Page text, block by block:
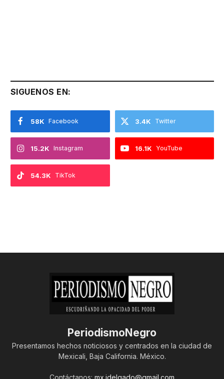
SIGUENOS EN:
Facebook
58K Twitter
3.4K
Instagram
15.2K YouTube
16.1K
TikTok
54.3K
PeriodismoNegro
Presentamos hechos noticiosos y centrados en la ciudad de
Mexicali, Baja California. México.
Contáctanos: mx.jdelgado@gmail.com